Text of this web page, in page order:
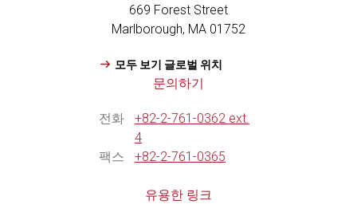
b
e
669 Forest Street
Marlborough, MA 01752
모두 보기 글로벌 위치
문의하기
전화
+82-2-761-0362 ext.
4
팩스
+82-2-761-0365
유용한 링크